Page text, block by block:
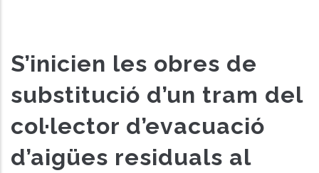
S’inicien les obres de
substitució d’un tram del
col·lector d’evacuació
d’aigües residuals al